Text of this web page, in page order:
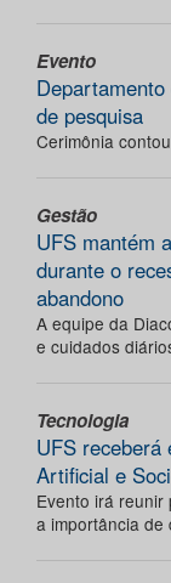
Evento
de pesquisa
Cerimônia
Gestão
UFS mantém
durante o
abandono
A equipe da
e cuidados
Tecnologia
UFS receberá
Artificial e
Evento irá
a importância